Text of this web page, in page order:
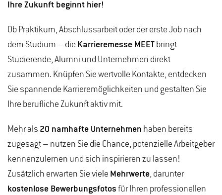
Ihre Zukunft beginnt hier!
Ob Praktikum, Abschlussarbeit oder der erste Job nach
dem Studium – die Karrieremesse MEET bringt
Studierende, Alumni und Unternehmen direkt
zusammen. Knüpfen Sie wertvolle Kontakte, entdecken
Sie spannende Karrieremöglichkeiten und gestalten Sie
Ihre berufliche Zukunft aktiv mit.
Mehr als 20 namhafte Unternehmen haben bereits
zugesagt – nutzen Sie die Chance, potenzielle Arbeitgeber
kennenzulernen und sich inspirieren zu lassen!
Zusätzlich erwarten Sie viele Mehrwerte, darunter
kostenlose Bewerbungsfotos für Ihren professionellen